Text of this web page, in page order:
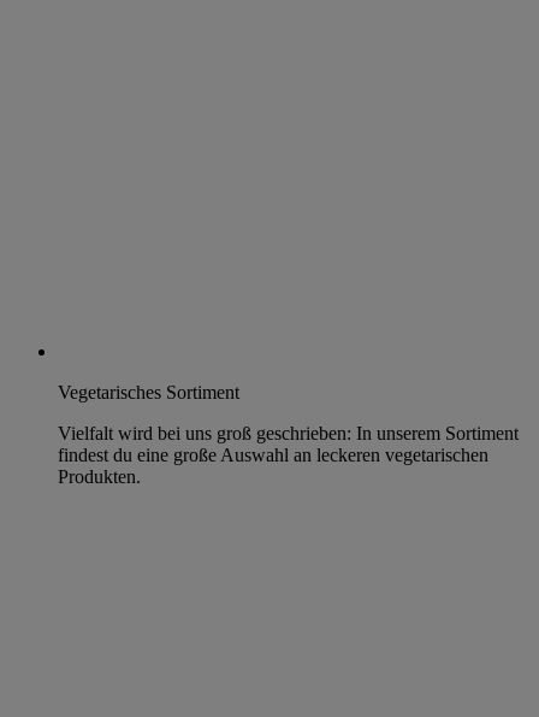
Vegetarisches Sortiment
Vielfalt wird bei uns groß geschrieben: In unserem Sortiment
findest du eine große Auswahl an leckeren vegetarischen
Produkten.